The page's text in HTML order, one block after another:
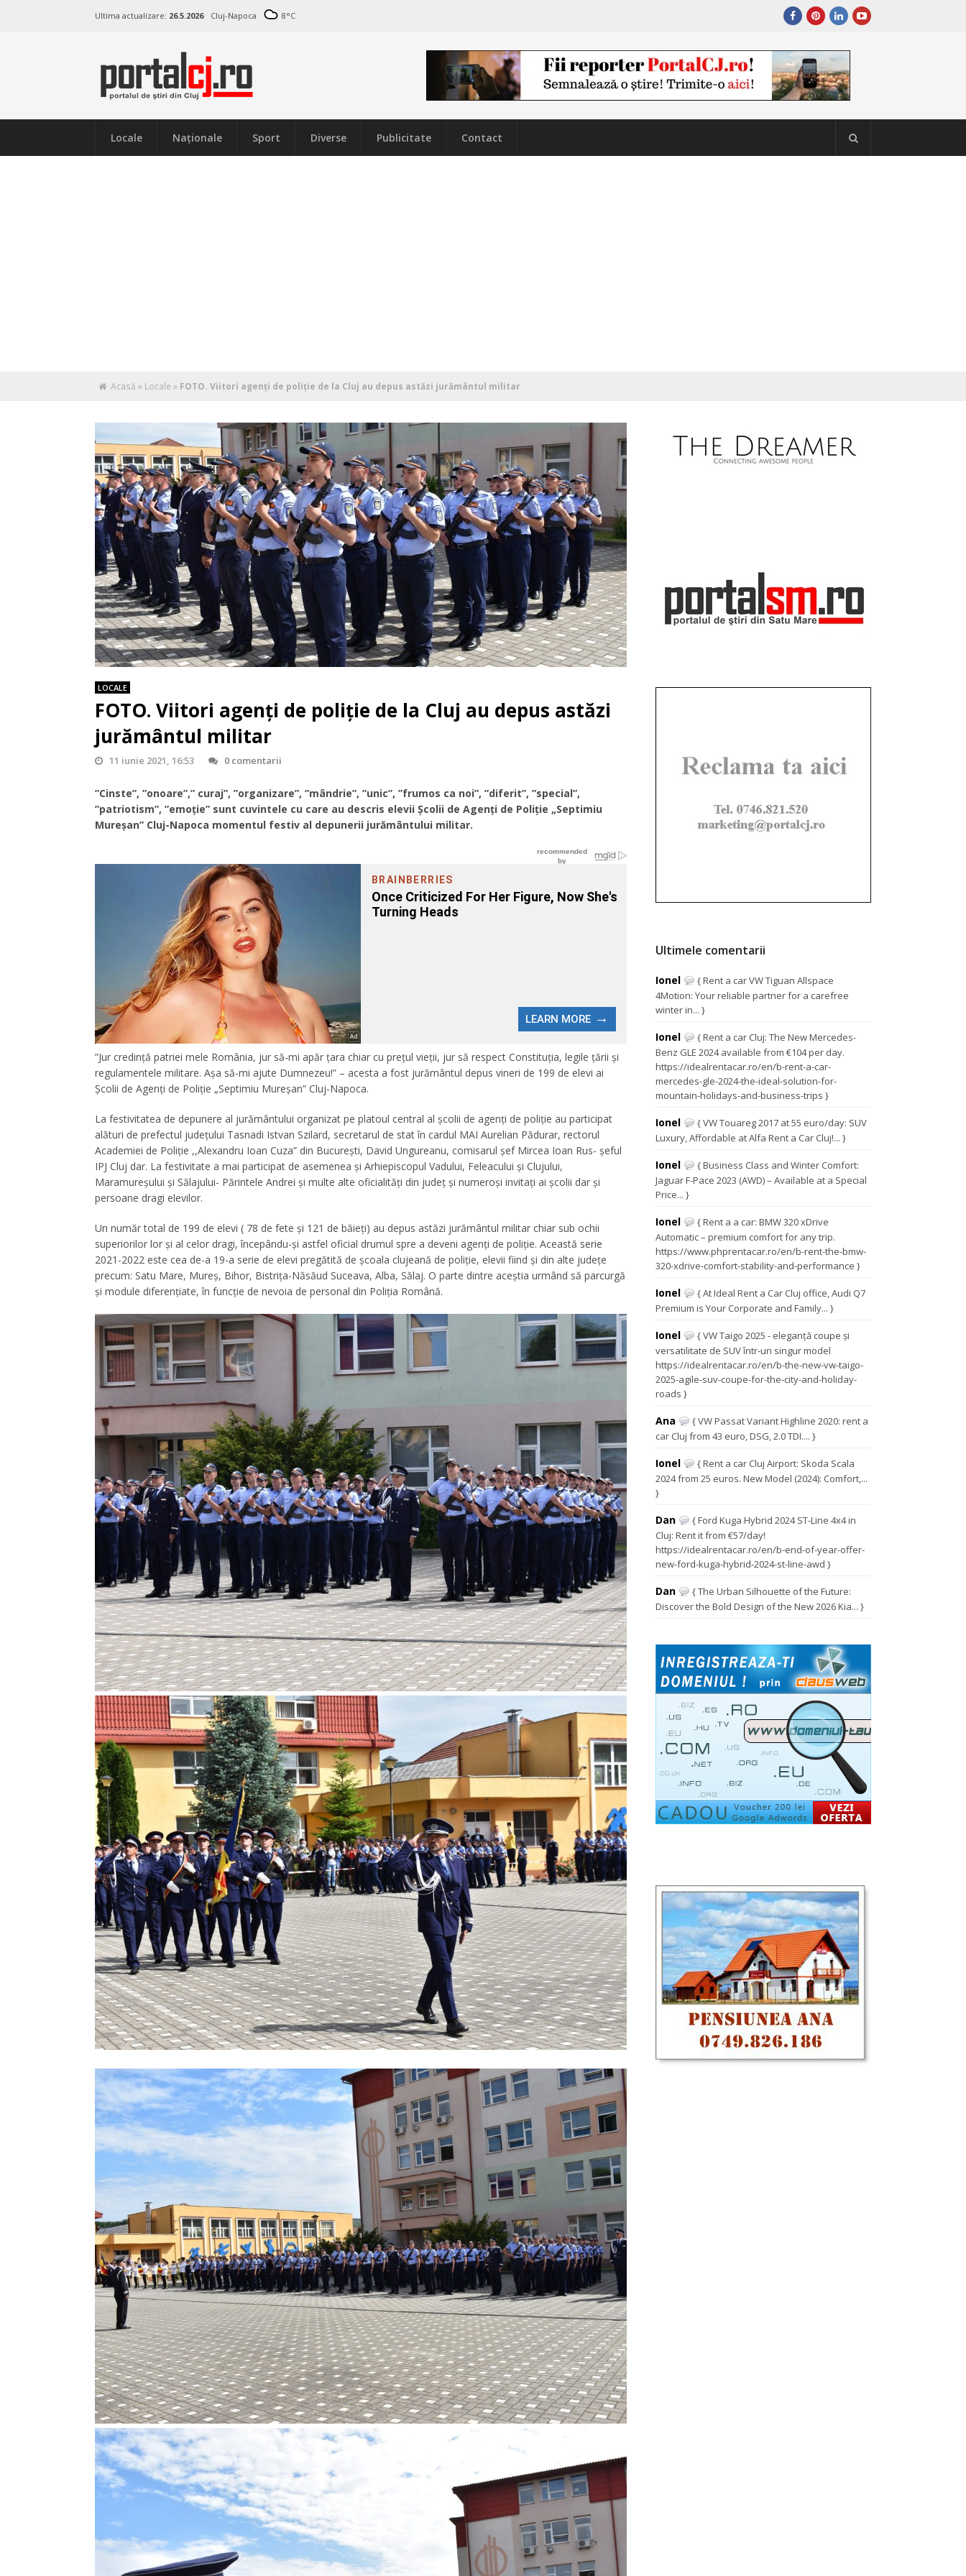
Ultima actualizare: 26.5.2026 Cluj-Napoca 8°C
Locale Naţionale Sport Diverse Publicitate Contact
Acasă » Locale » FOTO. Viitori agenți de poliție de la Cluj au depus astăzi jurământul militar
LOCALE
FOTO. Viitori agenți de poliție de la Cluj au depus astăzi
jurământul militar
11 iunie 2021, 16:53 0 comentarii
”Cinste”, ”onoare”,” curaj”, ”organizare”, ”mândrie”, ”unic”, ”frumos ca noi”, ”diferit”, ”special”,
”patriotism”, ”emoție” sunt cuvintele cu care au descris elevii Şcolii de Agenţi de Poliţie „Septimiu
Mureşan” Cluj-Napoca momentul festiv al depunerii jurământului militar.
”Jur credinţă patriei mele România, jur să-mi apăr ţara chiar cu preţul vieţii, jur să respect Constituţia, legile ţării şi
regulamentele militare. Aşa să-mi ajute Dumnezeu!” – acesta a fost jurământul depus vineri de 199 de elevi ai
Şcolii de Agenţi de Poliţie „Septimiu Mureşan” Cluj-Napoca.
La festivitatea de depunere al jurământului organizat pe platoul central al școlii de agenți de poliție au participat
alături de prefectul județului Tasnadi Istvan Szilard, secretarul de stat în cardul MAI Aurelian Pădurar, rectorul
Academiei de Poliție ,,Alexandru Ioan Cuza” din București, David Ungureanu, comisarul șef Mircea Ioan Rus- șeful
IPJ Cluj dar. La festivitate a mai participat de asemenea și Arhiepiscopul Vadului, Feleacului și Clujului,
Maramureșului și Sălajului- Părintele Andrei și multe alte oficialități din județ și numeroși invitați ai școlii dar și
persoane dragi elevilor.
Un număr total de 199 de elevi ( 78 de fete și 121 de băieți) au depus astăzi jurământul militar chiar sub ochii
superiorilor lor și al celor dragi, începându-și astfel oficial drumul spre a deveni agenți de poliție. Această serie
2021-2022 este cea de-a 19-a serie de elevi pregătită de școala clujeană de poliție, elevii fiind și din alte județe
precum: Satu Mare, Mureș, Bihor, Bistrița-Năsăud Suceava, Alba, Sălaj. O parte dintre aceștia urmând să parcurgă
și module diferențiate, în funcție de nevoia de personal din Poliția Română.
Ultimele comentarii
Ionel
{ Rent a car VW Tiguan Allspace
4Motion: Your reliable partner for a carefree
winter in... }
Ionel
{ Rent a car Cluj: The New Mercedes-
Benz GLE 2024 available from €104 per day.
https://idealrentacar.ro/en/b-rent-a-car-
mercedes-gle-2024-the-ideal-solution-for-
mountain-holidays-and-business-trips }
Ionel
{ VW Touareg 2017 at 55 euro/day: SUV
Luxury, Affordable at Alfa Rent a Car Cluj!... }
Ionel
{ Business Class and Winter Comfort:
Jaguar F-Pace 2023 (AWD) – Available at a Special
Price... }
Ionel
{ Rent a a car: BMW 320 xDrive
Automatic – premium comfort for any trip.
https://www.phprentacar.ro/en/b-rent-the-bmw-
320-xdrive-comfort-stability-and-performance }
Ionel
{ At Ideal Rent a Car Cluj office, Audi Q7
Premium is Your Corporate and Family... }
Ionel
{ VW Taigo 2025 - eleganță coupe și
versatilitate de SUV într-un singur model
https://idealrentacar.ro/en/b-the-new-vw-taigo-
2025-agile-suv-coupe-for-the-city-and-holiday-
roads }
Ana
{ VW Passat Variant Highline 2020: rent a
car Cluj from 43 euro, DSG, 2.0 TDI.... }
Ionel
{ Rent a car Cluj Airport: Skoda Scala
2024 from 25 euros. New Model (2024): Comfort,...
}
Dan
{ Ford Kuga Hybrid 2024 ST-Line 4x4 in
Cluj: Rent it from €57/day!
https://idealrentacar.ro/en/b-end-of-year-offer-
new-ford-kuga-hybrid-2024-st-line-awd }
Dan
{ The Urban Silhouette of the Future:
Discover the Bold Design of the New 2026 Kia... }